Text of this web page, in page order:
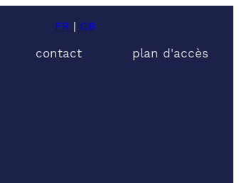
FR | GB
contact plan d'accès